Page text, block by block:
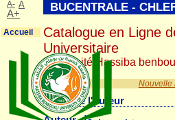
Nouvelle
Détail de l'auteur
BUCENTRALE -
Catalogue en Ligne
Universitaire
Université Hassiba
A- A
A+
Accueil